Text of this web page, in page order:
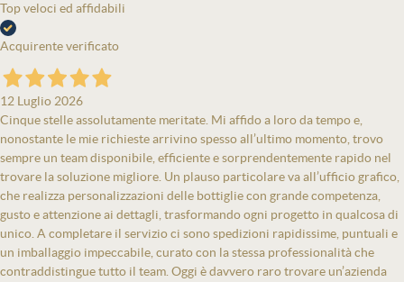
Top veloci ed affidabili
Acquirente verificato
12 Luglio 2026
Cinque stelle assolutamente meritate. Mi affido a loro da tempo e,
nonostante le mie richieste arrivino spesso all’ultimo momento, trovo
sempre un team disponibile, efficiente e sorprendentemente rapido nel
trovare la soluzione migliore. Un plauso particolare va all’ufficio grafico,
che realizza personalizzazioni delle bottiglie con grande competenza,
gusto e attenzione ai dettagli, trasformando ogni progetto in qualcosa di
unico. A completare il servizio ci sono spedizioni rapidissime, puntuali e
un imballaggio impeccabile, curato con la stessa professionalità che
contraddistingue tutto il team. Oggi è davvero raro trovare un’azienda